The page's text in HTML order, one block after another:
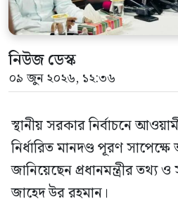
নিউজ ডেস্ক
০৯ জুন ২০২৬, ১২:৩৬
স্থানীয় সরকার নির্বাচনে
নির্ধারিত মানদণ্ড পূরণ
জানিয়েছেন প্রধানমন্ত্রীর তথ্য ও
জাহেদ উর রহমান।